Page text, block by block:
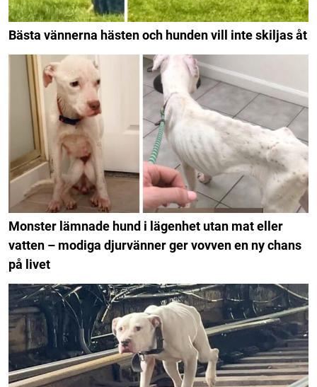
Bästa vännerna hästen och hunden vill inte skiljas åt
Monster lämnade hund i lägenhet utan mat eller
vatten – modiga djurvänner ger vovven en ny chans
på livet